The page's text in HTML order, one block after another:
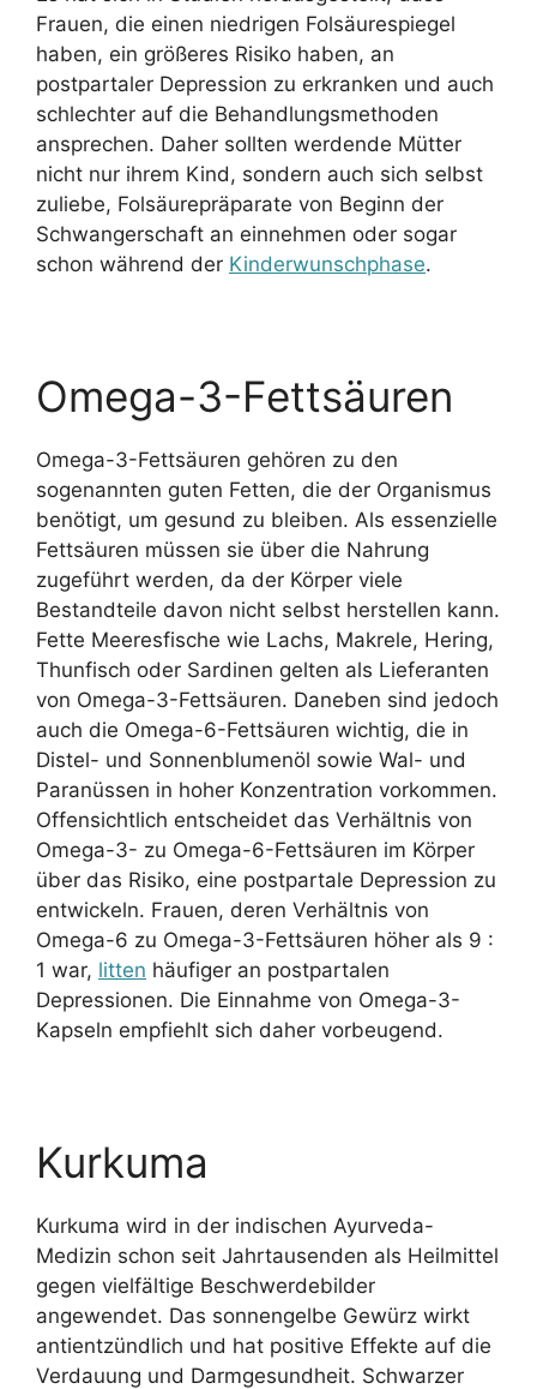
Frauen, die einen niedrigen Folsäurespiegel
haben, ein größeres Risiko haben, an
postpartaler Depression zu erkranken und auch
schlechter auf die Behandlungsmethoden
ansprechen. Daher sollten werdende Mütter
nicht nur ihrem Kind, sondern auch sich selbst
zuliebe, Folsäurepräparate von Beginn der
Schwangerschaft an einnehmen oder sogar
schon während der Kinderwunschphase.
Omega-3-Fettsäuren
Omega-3-Fettsäuren gehören zu den
sogenannten guten Fetten, die der Organismus
benötigt, um gesund zu bleiben. Als essenzielle
Fettsäuren müssen sie über die Nahrung
zugeführt werden, da der Körper viele
Bestandteile davon nicht selbst herstellen kann.
Fette Meeresfische wie Lachs, Makrele, Hering,
Thunfisch oder Sardinen gelten als Lieferanten
von Omega-3-Fettsäuren. Daneben sind jedoch
auch die Omega-6-Fettsäuren wichtig, die in
Distel- und Sonnenblumenöl sowie Wal- und
Paranüssen in hoher Konzentration vorkommen.
Offensichtlich entscheidet das Verhältnis von
Omega-3- zu Omega-6-Fettsäuren im Körper
über das Risiko, eine postpartale Depression zu
entwickeln. Frauen, deren Verhältnis von
Omega-6 zu Omega-3-Fettsäuren höher als 9 :
1 war, litten häufiger an postpartalen
Depressionen. Die Einnahme von Omega-3-
Kapseln empfiehlt sich daher vorbeugend.
Kurkuma
Kurkuma wird in der indischen Ayurveda-
Medizin schon seit Jahrtausenden als Heilmittel
gegen vielfältige Beschwerdebilder
angewendet. Das sonnengelbe Gewürz wirkt
antientzündlich und hat positive Effekte auf die
Verdauung und Darmgesundheit. Schwarzer